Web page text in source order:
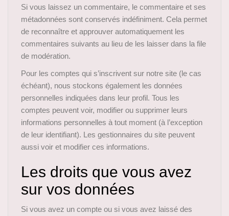
Si vous laissez un commentaire, le commentaire et ses
métadonnées sont conservés indéfiniment. Cela permet
de reconnaître et approuver automatiquement les
commentaires suivants au lieu de les laisser dans la file
de modération.
Pour les comptes qui s’inscrivent sur notre site (le cas
échéant), nous stockons également les données
personnelles indiquées dans leur profil. Tous les
comptes peuvent voir, modifier ou supprimer leurs
informations personnelles à tout moment (à l’exception
de leur identifiant). Les gestionnaires du site peuvent
aussi voir et modifier ces informations.
Les droits que vous avez
sur vos données
Si vous avez un compte ou si vous avez laissé des